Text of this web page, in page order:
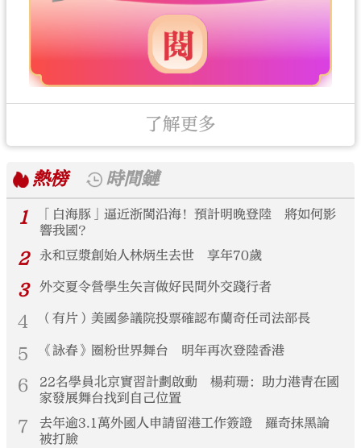
了解更多
熱榜
時間鏈
1
「白海豚」逼近浙閩沿海！預計明晚登陸 將如何影
響我國？
2 永和豆漿創始人林炳生去世 享年70歲
3 外交夏令營學生矢言做好民間外交踐行者
4 （有片）美國參議院投票確認布蘭奇任司法部長
5 《詠春》圈粉世界舞台 明年再次登陸香港
6
22名學員北京實習計劃啟動 楊莉珊：助力港青在國
家發展舞台找到自己位置
7
去年逾3.1萬外國人申請留港工作簽證 羅奇抹黑論
被打臉